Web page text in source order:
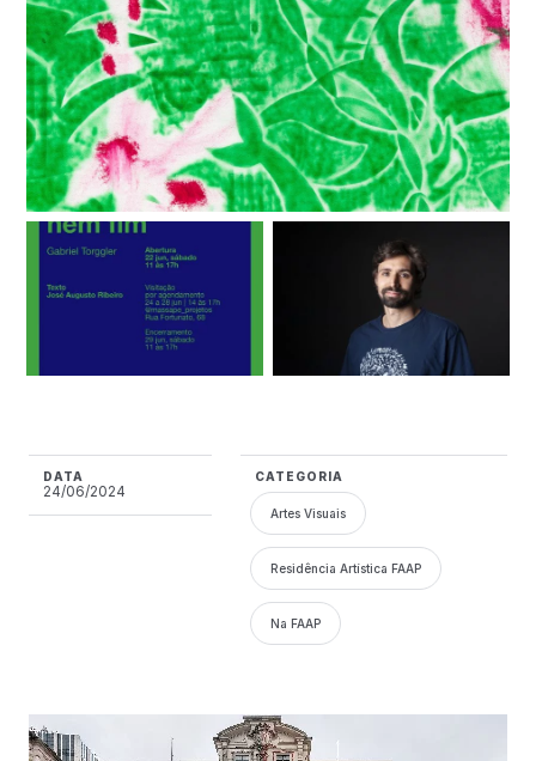
DATA
24/06/2024
CATEGORIA
Artes Visuais
Residência Artística FAAP
Na FAAP